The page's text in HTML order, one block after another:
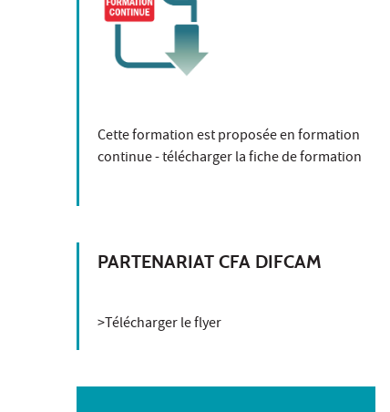
Cette formation est proposée en formation
continue -télécharger la fiche de formation
PARTENARIAT CFA DIFCAM
>Télécharger le flyer